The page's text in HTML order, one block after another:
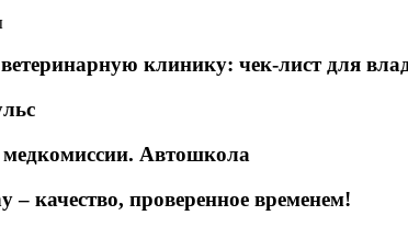
клинику: чек-лист для
Автошкола
– качество, проверенное временем!